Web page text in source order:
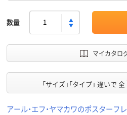
数量
マイカタロ
「サイズ」「タイプ」 違いで 全
アール・エフ・ヤマカワのポスターフ